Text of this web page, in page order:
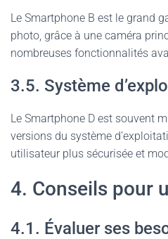
Le Smartphone B est le grand
photo, grâce à une caméra
nombreuses fonctionnalités
3.5. Système
Le Smartphone D est souvent
versions du système
utilisateur plus sécurisée et
4. Conseils pour
4.1. Évaluer ses